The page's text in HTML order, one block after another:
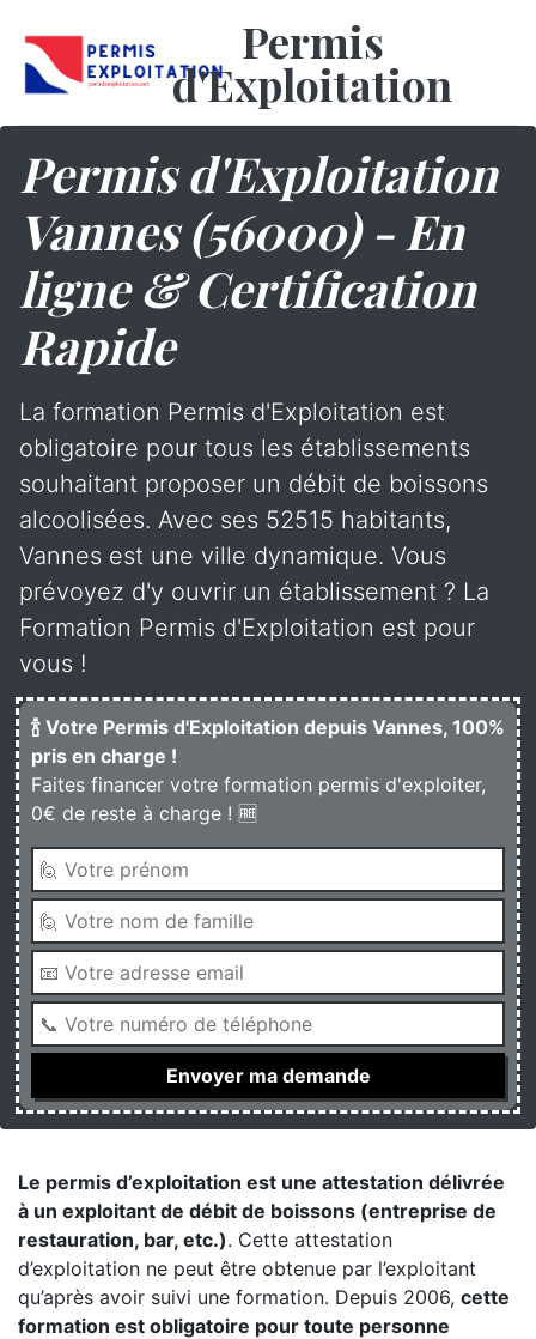
Permis
d'Exploitation
Permis d'Exploitation
Vannes (56000) - En
ligne & Certification
Rapide
La formation Permis d'Exploitation est
obligatoire pour tous les établissements
souhaitant proposer un débit de boissons
alcoolisées. Avec ses 52515 habitants,
Vannes est une ville dynamique. Vous
prévoyez d'y ouvrir un établissement ? La
Formation Permis d'Exploitation est pour
vous !
🍾 Votre Permis d'Exploitation depuis Vannes, 100%
pris en charge !
Faites financer votre formation permis d'exploiter,
0€ de reste à charge ! 🆓
Le permis d’exploitation est une attestation délivrée
à un exploitant de débit de boissons (entreprise de
restauration, bar, etc.). Cette attestation
d’exploitation ne peut être obtenue par l’exploitant
qu’après avoir suivi une formation. Depuis 2006, cette
formation est obligatoire pour toute personne